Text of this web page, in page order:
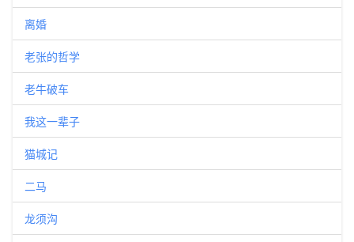
离婚
老张的哲学
老牛破车
我这一辈子
猫城记
二马
龙须沟